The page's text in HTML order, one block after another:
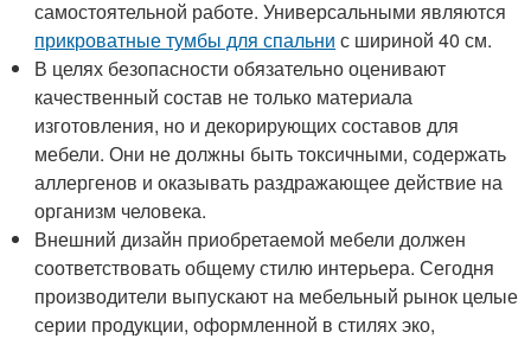
самостоятельной работе. Универсальными являются
прикроватные тумбы для спальни с шириной 40 см.
В целях безопасности обязательно оценивают
качественный состав не только материала
изготовления, но и декорирующих составов для
мебели. Они не должны быть токсичными, содержать
аллергенов и оказывать раздражающее действие на
организм человека.
Внешний дизайн приобретаемой мебели должен
соответствовать общему стилю интерьера. Сегодня
производители выпускают на мебельный рынок целые
серии продукции, оформленной в стилях эко,